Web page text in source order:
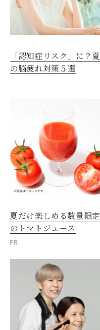
「認知症リスク」に？夏
の脳疲れ対策５選
夏だけ楽しめる数量限定
のトマトジュース
PR